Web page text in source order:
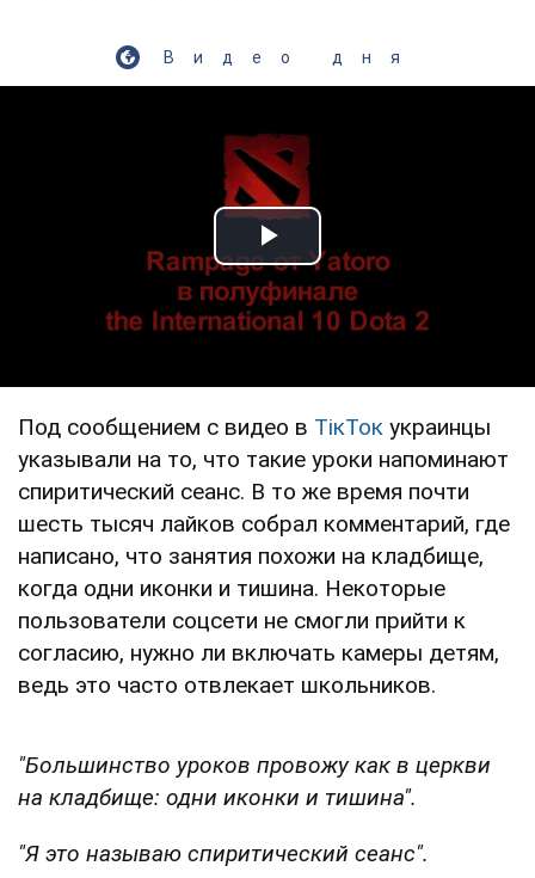
Видео дня
Play Video
Под сообщением с видео в ТікТок украинцы
указывали на то, что такие уроки напоминают
спиритический сеанс. В то же время почти
шесть тысяч лайков собрал комментарий, где
написано, что занятия похожи на кладбище,
когда одни иконки и тишина. Некоторые
пользователи соцсети не смогли прийти к
согласию, нужно ли включать камеры детям,
ведь это часто отвлекает школьников.
"Большинство уроков провожу как в церкви
на кладбище: одни иконки и тишина".
"Я это называю спиритический сеанс".